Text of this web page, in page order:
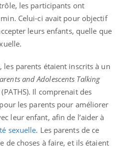
les participants ont
Celui-ci avait pour objectif
leurs enfants, quelle que
les parents étaient inscrits à un
and Adolescents Talking
(PATHS). Il comprenait des
les parents pour améliorer
leur enfant, afin de l’aider à
sexuelle. Les parents de ce
de choses à faire, et ils étaient